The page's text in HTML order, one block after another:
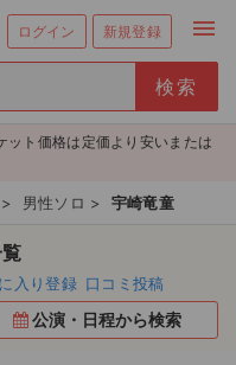
ログイン 新規登録 menu
ット価格は定価より安いまたは
> 男性ソロ > 宇崎竜童
入り登録 口コミ投稿
公演・日程から検索